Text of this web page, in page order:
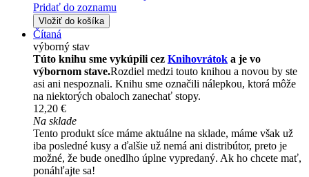
Pridať do zoznamu
Vložiť do košíka
Čítaná
výborný stav
Túto knihu sme vykúpili cez Knihovrátok a je vo
výbornom stave.Rozdiel medzi touto knihou a novou by ste
asi ani nespoznali. Knihu sme označili nálepkou, ktorá môže
na niektorých obaloch zanechať stopy.
12,20 €
Na sklade
Tento produkt síce máme aktuálne na sklade, máme však už
iba posledné kusy a ďalšie už nemá ani distribútor, preto je
možné, že bude onedlho úplne vypredaný. Ak ho chcete mať,
ponáhľajte sa!